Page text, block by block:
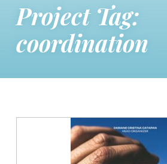
Project Tag:
coordination